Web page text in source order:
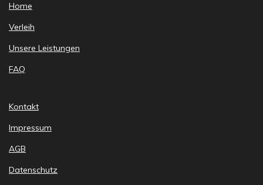
Home
Verleih
Unsere Leistungen
FAQ
Kontakt
Impressum
AGB
Datenschutz